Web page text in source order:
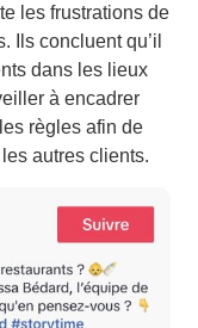
les frustrations de
Ils concluent qu’il
dans les lieux
à encadrer
règles afin de
autres clients.